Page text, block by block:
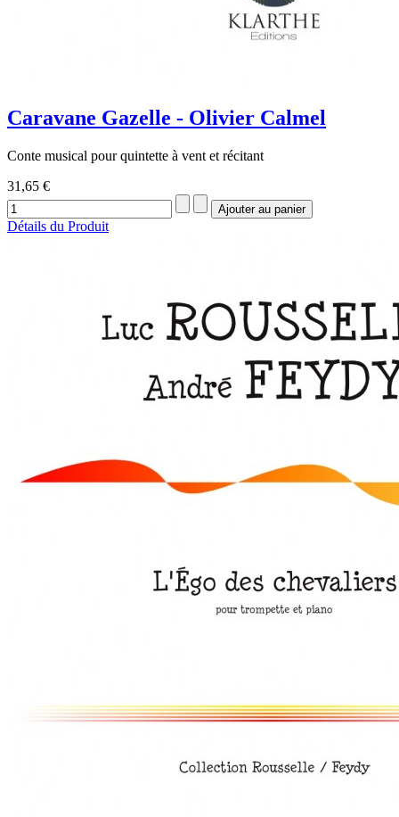
Caravane Gazelle - Olivier Calmel
Conte musical pour quintette à vent et récitant
31,65 €
Détails du Produit